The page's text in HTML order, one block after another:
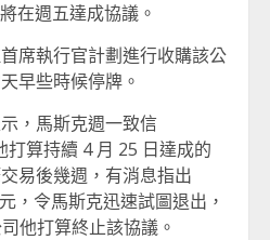
在週五達成協議。
席執行官計劃進行收購該公
早些時候停牌。
，馬斯克週一致信
算持續 4 月 25 日達成的
易後幾週，有消息指出
，令馬斯克迅速試圖退出，
他打算終止該協議。